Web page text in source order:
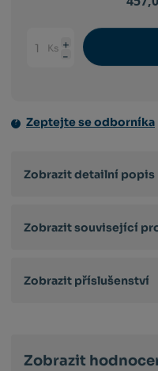
Změnit
Navýšit
Snížit
Ks
Zeptejte se odborníka
Zobrazit detailní popis
Zobrazit související
Zobrazit příslušenství
Zobrazit